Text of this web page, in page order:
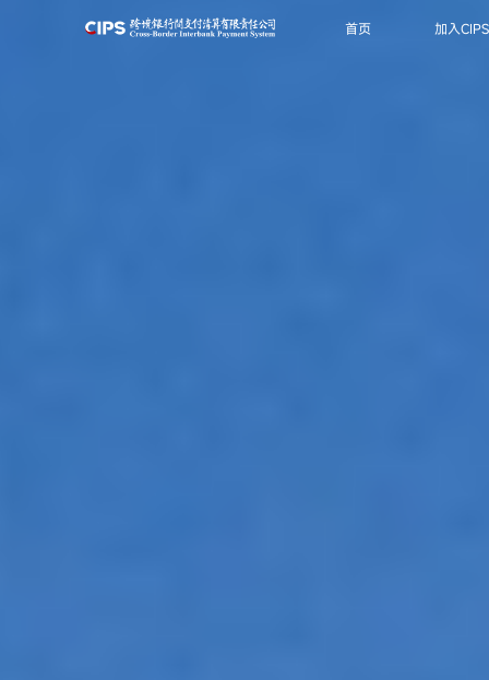
首页 加入CIPS